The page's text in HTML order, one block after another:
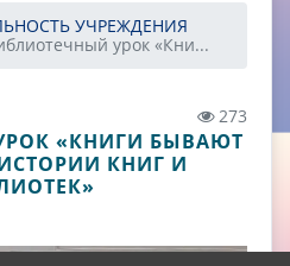
УЧРЕЖДЕНИЯ
урок «Кни...
273
«КНИГИ БЫВАЮТ
КНИГ И